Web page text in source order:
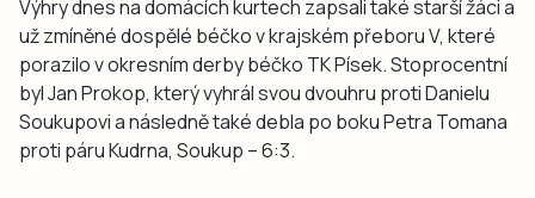
Výhry dnes na domácích kurtech zapsali také starší žáci a
už zmíněné dospělé béčko v krajském přeboru V, které
porazilo v okresním derby béčko TK Písek. Stoprocentní
byl Jan Prokop, který vyhrál svou dvouhru proti Danielu
Soukupovi a následně také debla po boku Petra Tomana
proti páru Kudrna, Soukup – 6:3.